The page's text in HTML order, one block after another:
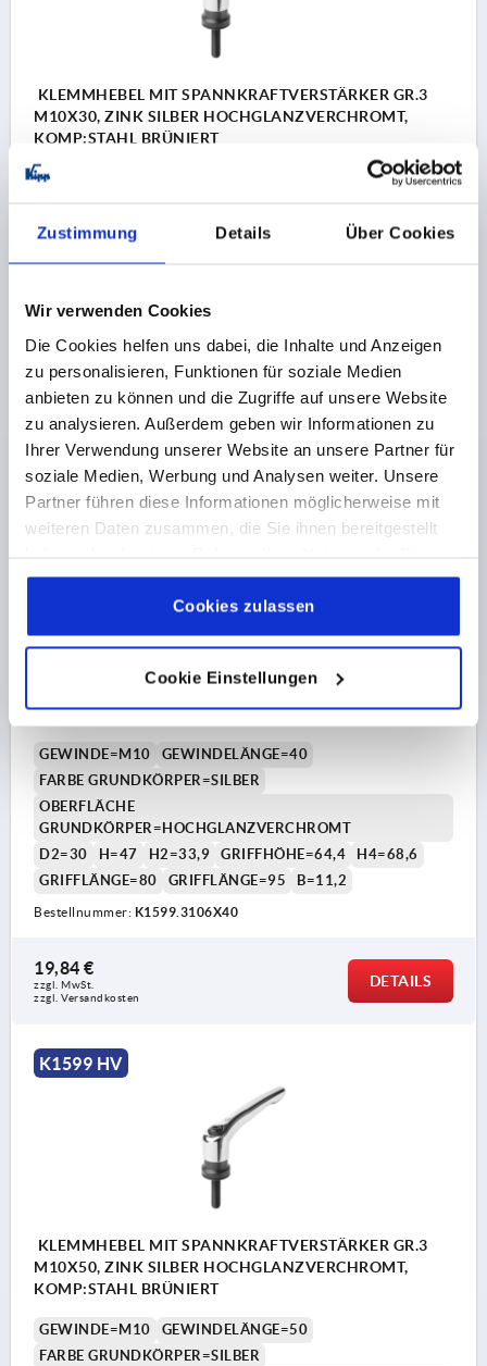
Zustimmung Details Über Cookies
Wir verwenden Cookies
Die Cookies helfen uns dabei, die Inhalte und Anzeigen
zu personalisieren, Funktionen für soziale Medien
anbieten zu können und die Zugriffe auf unsere Website
zu analysieren. Außerdem geben wir Informationen zu
Ihrer Verwendung unserer Website an unsere Partner für
soziale Medien, Werbung und Analysen weiter. Unsere
Partner führen diese Informationen möglicherweise mit
weiteren Daten zusammen, die Sie ihnen bereitgestellt
gesammelt haben.Cookie Richtlinien
Datenschutz|AGB
Cookies zulassen
Cookie Einstellungen
KLEMMHEBEL MIT SPANNKRAFTVERSTÄRKER GR.3
M10X30, ZINK SILBER HOCHGLANZVERCHROMT,
KOMP:STAHL BRÜNIERT
GEWINDE=M10
OBERFLÄCHE
GRIFFLÄNGE=80
GRIFFLÄNGE=95
Bestellnummer: K1599.3106X30
19,47 €
zzgl. Versandkosten
DETAILS
K1599 HV
KLEMMHEBEL MIT SPANNKRAFTVERSTÄRKER GR.3
M10X40, ZINK SILBER HOCHGLANZVERCHROMT,
KOMP:STAHL BRÜNIERT
GEWINDE=M10
GEWINDELÄNGE=40
FARBE GRUNDKÖRPER=SILBER
OBERFLÄCHE
GRUNDKÖRPER=HOCHGLANZVERCHROMT
D2=30
H=47 H2=33,9 GRIFFHÖHE=64,4
H4=68,6
GRIFFLÄNGE=80
GRIFFLÄNGE=95 B=11,2
Bestellnummer: K1599.3106X40
19,84 €
zzgl. MwSt.
zzgl. Versandkosten
DETAILS
K1599 HV
KLEMMHEBEL MIT SPANNKRAFTVERSTÄRKER GR.3
M10X50, ZINK SILBER HOCHGLANZVERCHROMT,
KOMP:STAHL BRÜNIERT
GEWINDE=M10
GEWINDELÄNGE=50
FARBE GRUNDKÖRPER=SILBER